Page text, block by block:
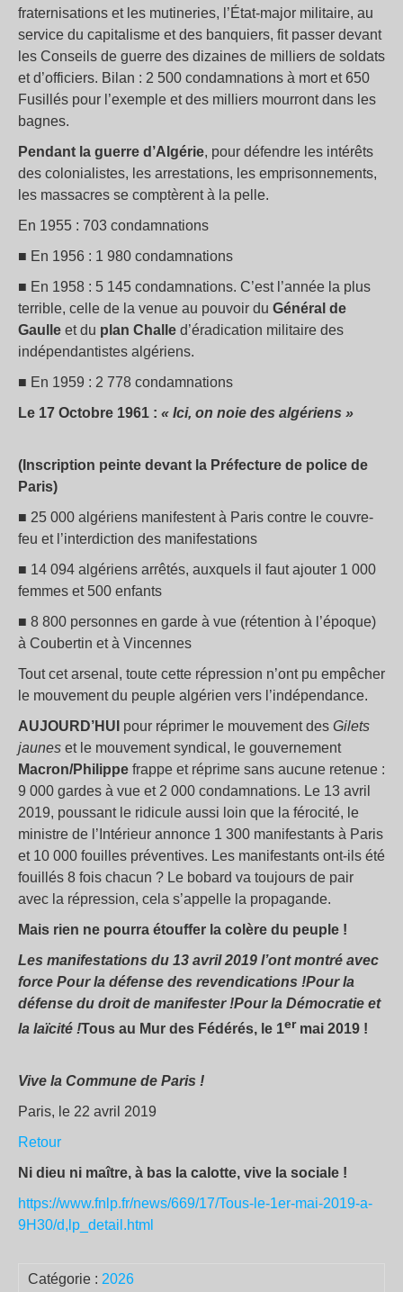
fraternisations et les mutineries, l’État-major militaire, au
service du capitalisme et des banquiers, fit passer devant
les Conseils de guerre des dizaines de milliers de soldats
et d’officiers. Bilan : 2 500 condamnations à mort et 650
Fusillés pour l’exemple et des milliers mourront dans les
bagnes.
Pendant la guerre d’Algérie, pour défendre les intérêts
des colonialistes, les arrestations, les emprisonnements,
les massacres se comptèrent à la pelle.
En 1955 : 703 condamnations
■ En 1956 : 1 980 condamnations
■ En 1958 : 5 145 condamnations. C’est l’année la plus
terrible, celle de la venue au pouvoir du Général de
Gaulle et du plan Challe d’éradication militaire des
indépendantistes algériens.
■ En 1959 : 2 778 condamnations
Le 17 Octobre 1961 : « Ici, on noie des algériens »
(Inscription peinte devant la Préfecture de police de
Paris)
■ 25 000 algériens manifestent à Paris contre le couvre-
feu et l’interdiction des manifestations
■ 14 094 algériens arrêtés, auxquels il faut ajouter 1 000
femmes et 500 enfants
■ 8 800 personnes en garde à vue (rétention à l’époque)
à Coubertin et à Vincennes
Tout cet arsenal, toute cette répression n’ont pu empêcher
le mouvement du peuple algérien vers l’indépendance.
AUJOURD’HUI pour réprimer le mouvement des Gilets
jaunes et le mouvement syndical, le gouvernement
Macron/Philippe frappe et réprime sans aucune retenue :
9 000 gardes à vue et 2 000 condamnations. Le 13 avril
2019, poussant le ridicule aussi loin que la férocité, le
ministre de l’Intérieur annonce 1 300 manifestants à Paris
et 10 000 fouilles préventives. Les manifestants ont-ils été
fouillés 8 fois chacun ? Le bobard va toujours de pair
avec la répression, cela s’appelle la propagande.
Mais rien ne pourra étouffer la colère du peuple !
Les manifestations du 13 avril 2019 l’ont montré avec
force Pour la défense des revendications !Pour la
défense du droit de manifester !Pour la Démocratie et
la laïcité !Tous au Mur des Fédérés, le 1ermai 2019 !
Vive la Commune de Paris !
Paris, le 22 avril 2019
Retour
Ni dieu ni maître, à bas la calotte, vive la sociale !
https://www.fnlp.fr/news/669/17/Tous-le-1er-mai-2019-a-
9H30/d,lp_detail.html
Catégorie : 2026